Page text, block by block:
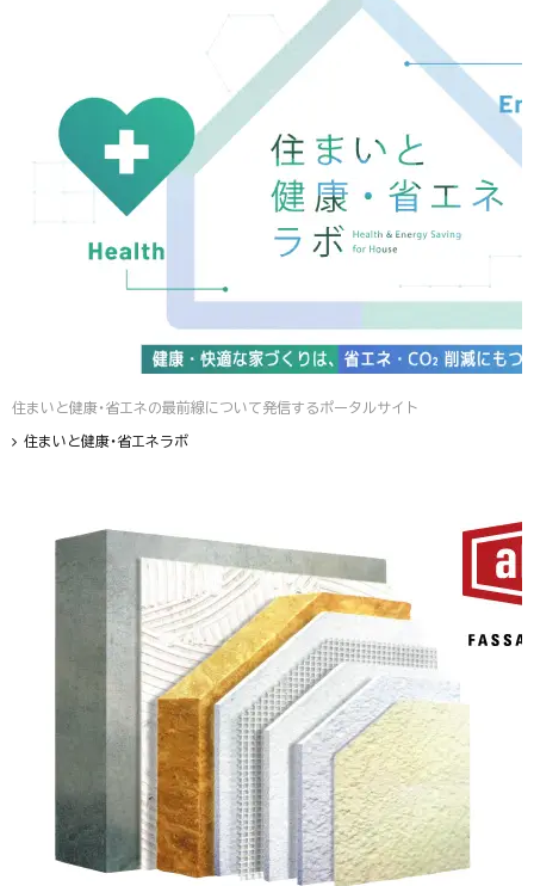
住まいと健康・省エネの最前線について発信するポータルサイト
住まいと健康・省エネラボ